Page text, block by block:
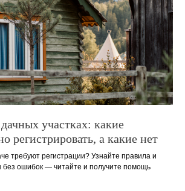
участках: какие
регистрировать, а какие нет
требуют регистрации? Узнайте правила и
ошибок — читайте и получите помощь